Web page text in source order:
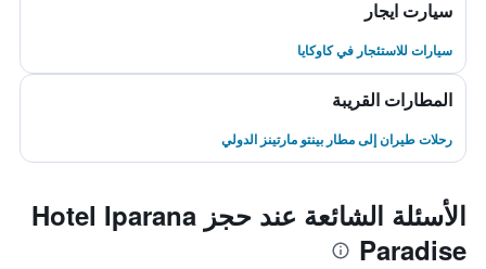
سيارت ايجار
سيارات للاستئجار في كاوكايا
المطارات القريبة
رحلات طيران إلى مطار بينتو مارتينز الدولي
الأسئلة الشائعة عند حجز Hotel Iparana
Paradise